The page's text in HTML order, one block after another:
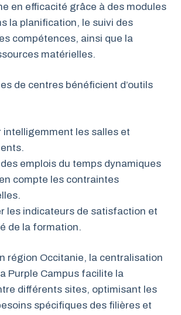
en efficacité grâce à des modules
la planification, le suivi des
compétences, ainsi que la
matérielles.
de centres bénéficient d’outils
intelligemment les salles et
des emplois du temps dynamiques
compte les contraintes
les indicateurs de satisfaction et
de la formation.
région Occitanie, la centralisation
Purple Campus facilite la
différents sites, optimisant les
spécifiques des filières et